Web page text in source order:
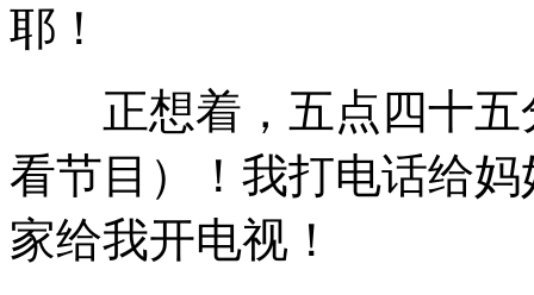
耶！
正想着，五点四十五
看节目）！我打电话给
家给我开电视！